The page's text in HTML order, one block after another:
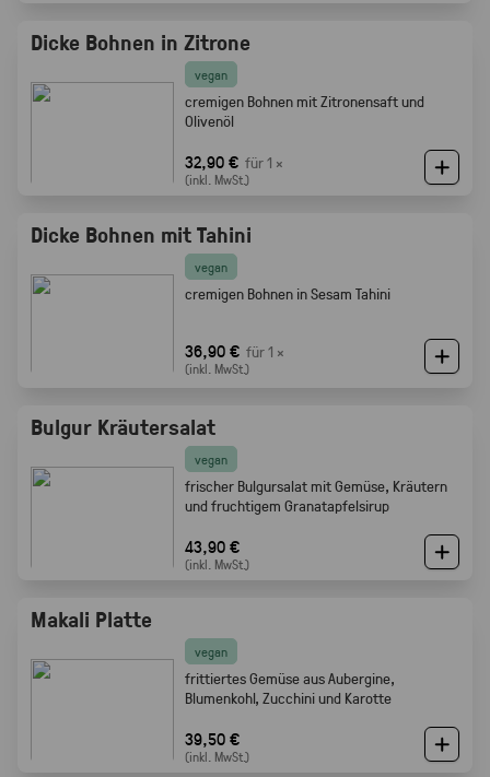
Dicke Bohnen in Zitrone
vegan
cremigen Bohnen mit Zitronensaft und
Olivenöl
32,90 € für 1 ×
(inkl. MwSt.)
Dicke Bohnen mit Tahini
vegan
cremigen Bohnen in Sesam Tahini
36,90 € für 1 ×
(inkl. MwSt.)
Bulgur Kräutersalat
vegan
frischer Bulgursalat mit Gemüse, Kräutern
und fruchtigem Granatapfelsirup
43,90 €
(inkl. MwSt.)
Makali Platte
vegan
frittiertes Gemüse aus Aubergine,
Blumenkohl, Zucchini und Karotte
39,50 €
(inkl. MwSt.)